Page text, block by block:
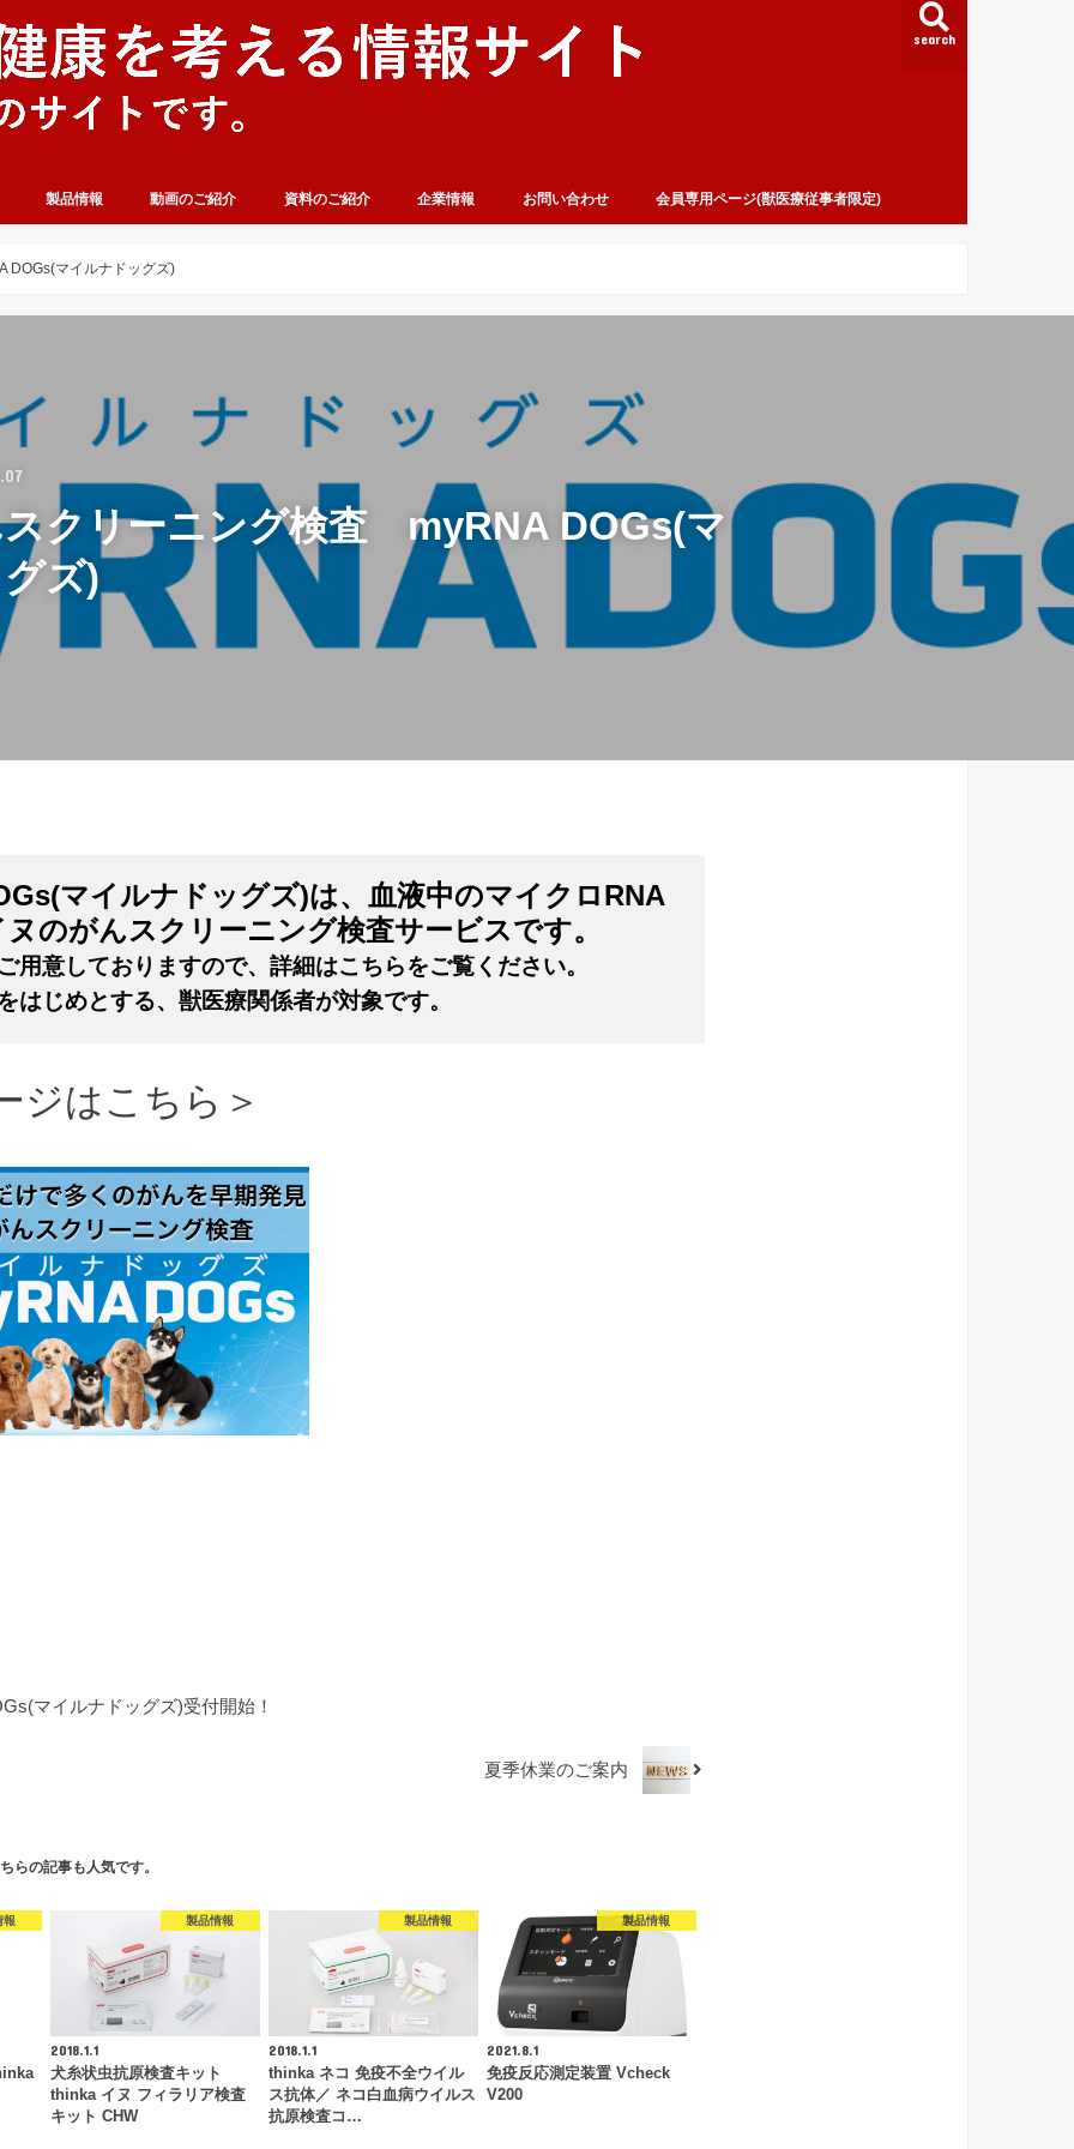
search
製品情報 動画のご紹介 資料のご紹介 企業情報 お問い合わせ 会員専用ページ(獣医療従事者限定)
DOGs(マイルナドッグズ)
クリーニング検査 myRNA DOGs(マ
ズ)
マイルナドッグズ)は、血液中のマイクロRNA
のがんスクリーニング検査サービスです。
用意しておりますので、詳細はこちらをご覧ください。
はじめとする、獣医療関係者が対象です。
ジはこちら＞
マイルナドッグズ)受付開始！
夏季休業のご案内
らの記事も人気です。
報 製品情報
2018.1.1
犬糸状虫抗原検査キット
thinka イヌ フィラリア検査
キット CHW
製品情報
2018.1.1
thinka ネコ 免疫不全ウイル
ス抗体／ ネコ白血病ウイルス
抗原検査コ…
製品情報
2021.8.1
免疫反応測定装置 Vcheck
V200